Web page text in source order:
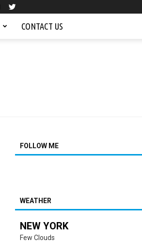
CONTACT US
FOLLOW ME
WEATHER
NEW YORK
Few Clouds